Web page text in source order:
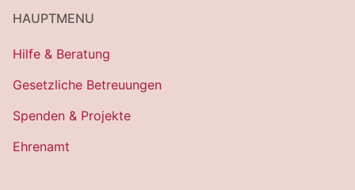
HAUPTMENU
Hilfe & Beratung
Gesetzliche Betreuungen
Spenden & Projekte
Ehrenamt